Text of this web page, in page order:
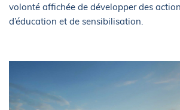
volonté affichée de développer des
d’éducation et de sensibilisation.